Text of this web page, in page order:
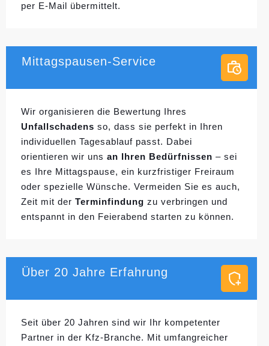
per E-Mail übermittelt.
Mittagspausen-Service
Wir organisieren die Bewertung Ihres
Unfallschadens so, dass sie perfekt in Ihren
individuellen Tagesablauf passt. Dabei
orientieren wir uns an Ihren Bedürfnissen – sei
es Ihre Mittagspause, ein kurzfristiger Freiraum
oder spezielle Wünsche. Vermeiden Sie es auch,
Zeit mit der Terminfindung zu verbringen und
entspannt in den Feierabend starten zu können.
Über 20 Jahre Erfahrung
Seit über 20 Jahren sind wir Ihr kompetenter
Partner in der Kfz-Branche. Mit umfangreicher